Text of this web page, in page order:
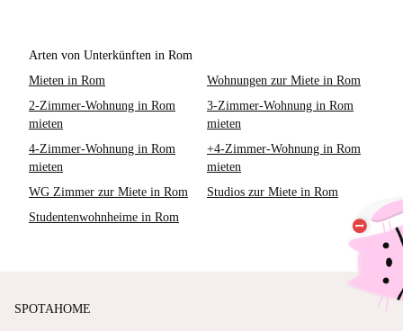
Arten von Unterkünften in Rom
Mieten in Rom
Wohnungen zur Miete in Rom
2-Zimmer-Wohnung in Rom
mieten
3-Zimmer-Wohnung in Rom
mieten
4-Zimmer-Wohnung in Rom
mieten
+4-Zimmer-Wohnung in Rom
mieten
WG Zimmer zur Miete in Rom
Studios zur Miete in Rom
Studentenwohnheime in Rom
SPOTAHOME